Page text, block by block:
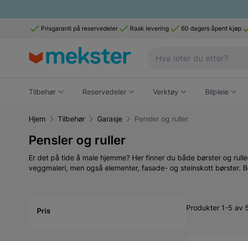
Prisgaranti på reservedeler Rask levering 60 dagers åpent kjøp
Tilbehør Reservedeler Verktøy Bilpleie
Hjem Tilbehør Garasje Pensler og ruller
Pensler og ruller
Er det på tide å male hjemme? Her finner du både børster og
veggmaleri, men også elementer, fasade- og steinskott børster.
Pris Produkter 1-5 av